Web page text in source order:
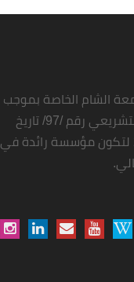
الشام الخاصة بموجب
المرسوم التشريعي رقم /97/ تاريخ
28/7/2011 لتكون مؤسسة رائدة في